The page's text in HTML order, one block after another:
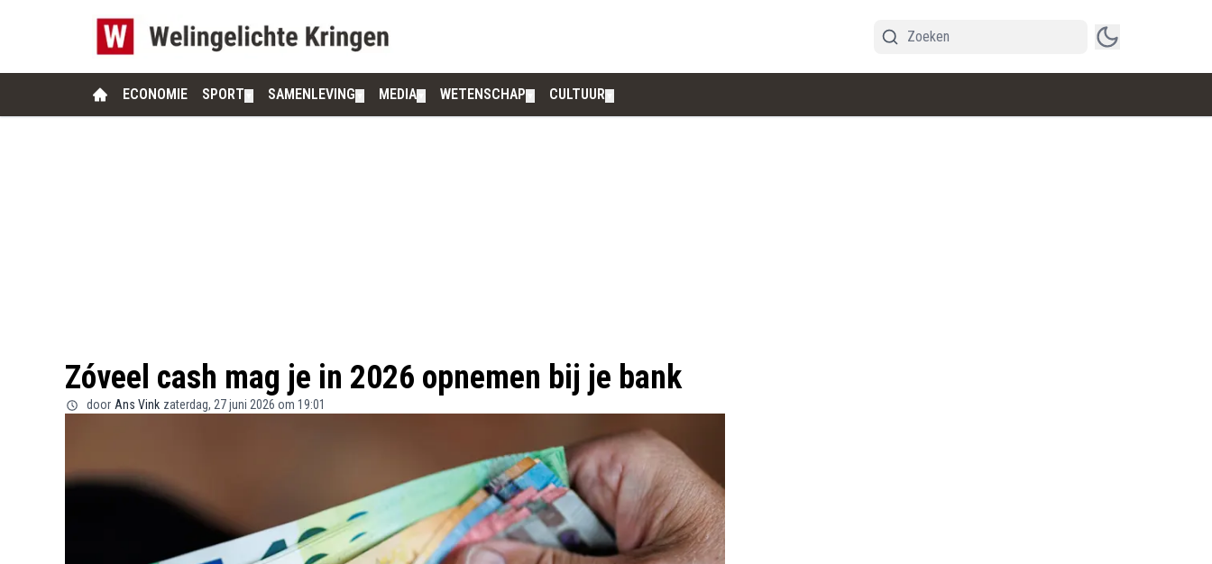
ECONOMIE SPORT SAMENLEVING MEDIA WETENSCHAP CULTUUR
Zóveel cash mag je in 2026 opnemen bij je bank
door Ans Vink zaterdag, 27 juni 2026 om 19:01